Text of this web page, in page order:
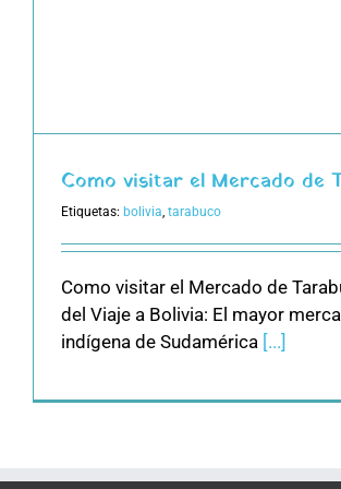
Como visitar el Mercado de
Etiquetas: bolivia, tarabuco
Como visitar el Mercado de
del Viaje a Bolivia: El mayor
indígena de Sudamérica [...]